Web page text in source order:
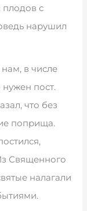
плодов с
нарушил
в числе
пост.
что без
поприща.
Священного
налагали